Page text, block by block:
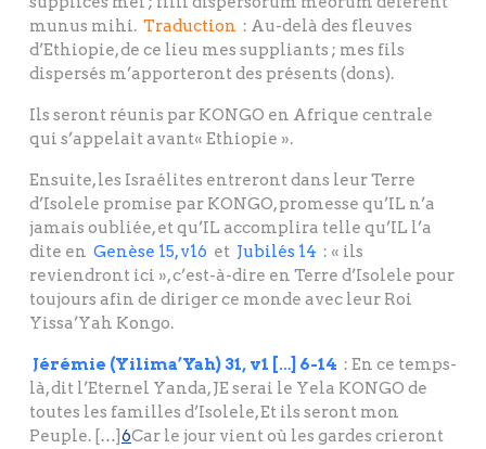
munus mihi. Traduction : Au-delà des fleuves
d’Ethiopie, de ce lieu mes suppliants ; mes fils
dispersés m’apporteront des présents (dons).
Ils seront réunis par KONGO en Afrique centrale
qui s’appelait avant« Ethiopie ».
Ensuite, les Israélites entreront dans leur Terre
d’Isolele promise par KONGO, promesse qu’IL n’a
jamais oubliée, et qu’IL accomplira telle qu’IL l’a
dite en Genèse 15, v16 et Jubilés 14 : « ils
reviendront ici », c’est-à-dire en Terre d’Isolele pour
toujours afin de diriger ce monde avec leur Roi
Yissa’Yah Kongo.
Jérémie (Yilima’Yah) 31, v1 […] 6-14 : En ce temps-
là, dit l’Eternel Yanda, JE serai le Yela KONGO de
toutes les familles d’Isolele, Et ils seront mon
Peuple. […] 6Car le jour vient où les gardes crieront